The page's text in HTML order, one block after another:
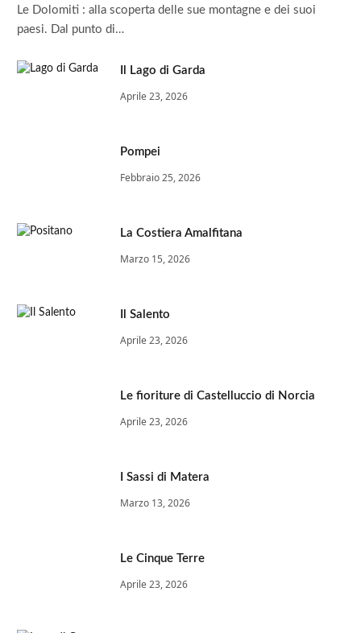
Le Dolomiti : alla scoperta delle sue montagne e dei suoi
paesi. Dal punto di…
Il Lago di Garda
Aprile 23, 2026
Pompei
Febbraio 25, 2026
La Costiera Amalfitana
Marzo 15, 2026
Il Salento
Aprile 23, 2026
Le fioriture di Castelluccio di Norcia
Aprile 23, 2026
I Sassi di Matera
Marzo 13, 2026
Le Cinque Terre
Aprile 23, 2026